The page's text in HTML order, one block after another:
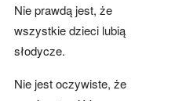
Nie prawdą jest, że
wszystkie dzieci lubią
słodycze.
Nie jest oczywiste, że